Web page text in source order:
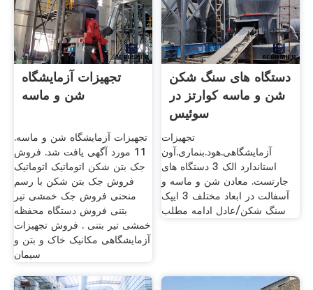
تجهیزات آزمایشگاه
شن و ماسه
تجهیزات آزمایشگاه شن و ماسه.
11 مورد آگهی یافت شد. فروش
جک بتن شکن اتوماتیک اتوماتیک
فروش جک بتن شکن با رسم
منحنی فروش جک خمشی تیر
بتنی فروش دستگاه محفظه
خمشی تیر بتنی . فروش تجهیزات
آزمایشگاهی مکانیک خاک و بتن و
سیمان
دستگاه های سنگ شکن
شن و ماسه کوارتز در
سوئیس
تجهیزات
آزمایشگاهی.هود.بنماری.آون
استاندارد الک 3 دستگاه های
جارتست. معادن شن و ماسه و
آسفالت در ابعاد مختلف 3 ایپک
سنگ شکن/عادل ادامه مطلب